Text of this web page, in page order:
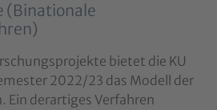
(Binationale
bietet die KU
2022/23 das Modell der
Ein derartiges Verfahren